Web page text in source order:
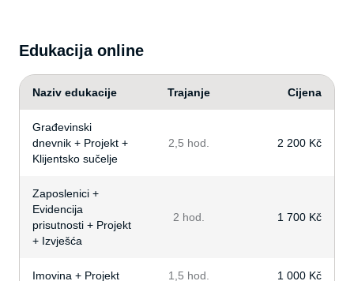
Edukacija online
Naziv edukacije Trajanje Cijena
Građevinski
dnevnik + Projekt +
Klijentsko sučelje
2,5 hod. 2 200 Kč
Zaposlenici +
Evidencija
prisutnosti + Projekt
+ Izvješća
2 hod. 1 700 Kč
Imovina + Projekt 1,5 hod. 1 000 Kč